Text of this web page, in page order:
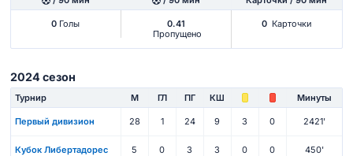
0 Голы
0.41
Пропущено
0 Карточки
2024 сезон
Турнир М ГЛ ПГ КШ Минуты
Первый дивизион 28 1 24 9 3 0 2421'
Кубок Либертадорес 5 0 3 3 0 0 450'